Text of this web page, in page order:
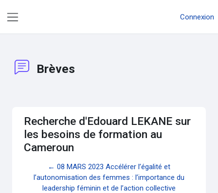
Connexion
Brèves
Recherche d'Edouard LEKANE sur
les besoins de formation au
Cameroun
← 08 MARS 2023 Accélérer l’égalité et
l’autonomisation des femmes : l’importance du
leadership féminin et de l’action collective